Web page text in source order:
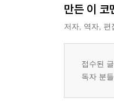
[제41회] 청
[제45회] 계
[제46회] 변
[제47회] 조
만든 이 코
저자, 역자, 편
접수된
독자 분